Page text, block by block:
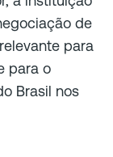
de
para
para o
Brasil nos